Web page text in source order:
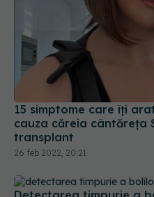
15 simptome care îți
cauza căreia cântăreța
transplant
26 feb 2022, 20:21
Detectarea timpurie a
simptomele variate în
ale ficatului
06 apr 2024, 16:51